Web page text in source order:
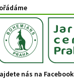
nás na